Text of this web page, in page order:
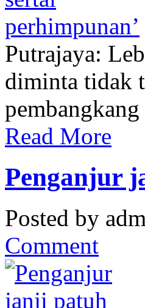
Putrajaya:
diminta tidak
Read More
Penganjur
Posted by
Comment